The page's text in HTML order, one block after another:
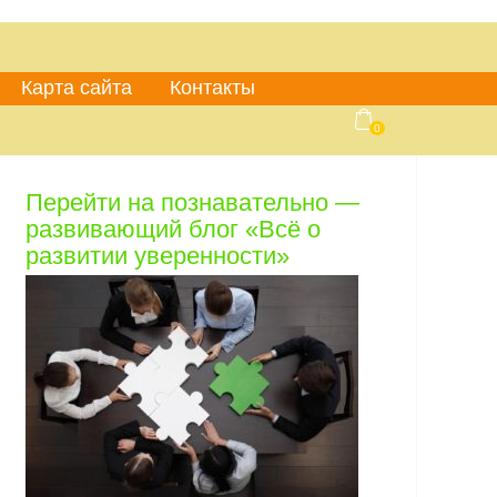
Карта сайта
Контакты
0
Перейти на познавательно —
развивающий блог «Всё о
развитии уверенности»